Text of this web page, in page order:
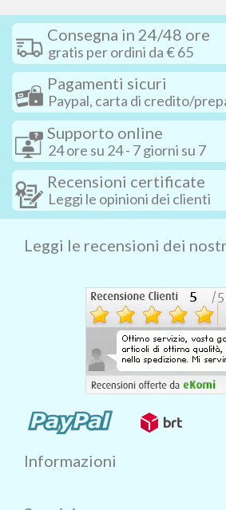
Consegna in 24/48 ore
gratis per ordini da € 65
Pagamenti sicuri
Paypal, carta di credito/
Supporto online
24 ore su 24 - 7 giorni su 7
Recensioni certificate
Leggi le opinioni dei clienti
Leggi le recensioni dei
Informazioni